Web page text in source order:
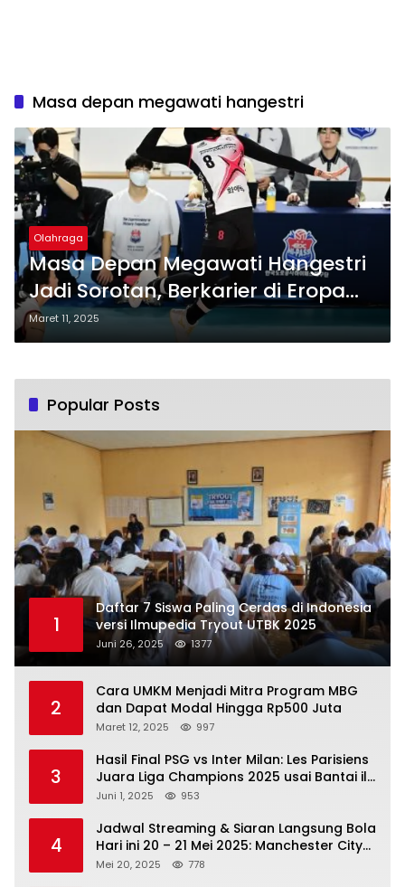
Masa depan megawati hangestri
Olahraga
Masa Depan Megawati Hangestri
Jadi Sorotan, Berkarier di Eropa
atau Bertahan di Liga Voli Korea?
Maret 11, 2025
Popular Posts
1
Daftar 7 Siswa Paling Cerdas di Indonesia
versi Ilmupedia Tryout UTBK 2025
Juni 26, 2025 1377
2
Cara UMKM Menjadi Mitra Program MBG
dan Dapat Modal Hingga Rp500 Juta
Maret 12, 2025 997
3
Hasil Final PSG vs Inter Milan: Les Parisiens
Juara Liga Champions 2025 usai Bantai il
Nerazzurri
Juni 1, 2025 953
4
Jadwal Streaming & Siaran Langsung Bola
Hari ini 20 – 21 Mei 2025: Manchester City
vs Bournemouth
Mei 20, 2025 778